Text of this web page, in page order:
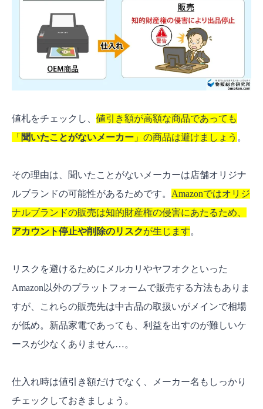
値札をチェックし、 値引き額が高額な商品であっても
「 聞いたことがないメーカー 」の商品は避けましょう 。
その理由は、聞いたことがないメーカーは店舗オリジナ
ルブランドの可能性があるためです。 Amazonではオリジ
ナルブランドの販売は知的財産権の侵害にあたるため、
アカウント停止や削除のリスクが生じます。
リスクを避けるためにメルカリやヤフオクといった
Amazon以外のプラットフォームで販売する方法もありま
すが、これらの販売先は中古品の取扱いがメインで相場
が低め。新品家電であっても、利益を出すのが難しいケ
ースが少なくありません…。
仕入れ時は値引き額だけでなく、メーカー名もしっかり
チェックしておきましょう。